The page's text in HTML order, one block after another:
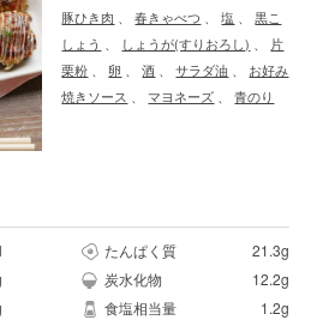
豚ひき肉 、春きゃべつ 、塩 、黒こ
しょう 、 しょうが(すりおろし) 、 片
栗粉 、 卵 、酒 、サラダ油 、 お好み
焼きソース 、 マヨネーズ 、青のり
たんぱく質
21.3g
炭水化物
12.2g
食塩相当量 1.2g